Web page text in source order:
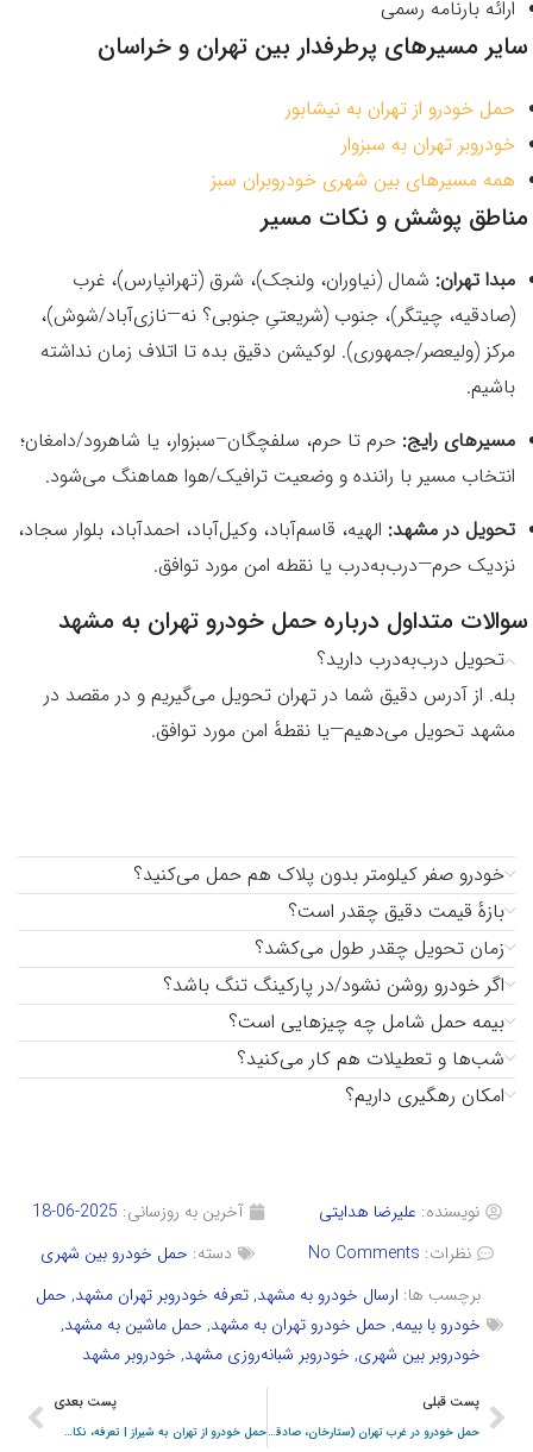
ارائه بارنامه رسمی
سایر مسیرهای پرطرفدار بین تهران و خراسان
حمل خودرو از تهران به نیشابور
خودروبر تهران به سبزوار
همه مسیرهای بین شهری خودروبران سبز
مناطق پوشش و نکات مسیر
مبدا تهران: شمال (نیاوران، ولنجک)، شرق (تهرانپارس)، غرب
(صادقیه، چیتگر)، جنوب (شریعتیِ جنوبی؟ نه—نازی‌آباد/شوش)،
مرکز (ولیعصر/جمهوری). لوکیشن دقیق بده تا اتلاف زمان نداشته
باشیم.
مسیرهای رایج: حرم تا حرم، سلفچگان–سبزوار، یا شاهرود/دامغان؛
انتخاب مسیر با راننده و وضعیت ترافیک/هوا هماهنگ می‌شود.
تحویل در مشهد: الهیه، قاسم‌آباد، وکیل‌آباد، احمدآباد، بلوار سجاد،
نزدیک حرم—درب‌به‌درب یا نقطه امن مورد توافق.
سوالات متداول درباره حمل خودرو تهران به مشهد
تحویل درب‌به‌درب دارید؟
بله. از آدرس دقیق شما در تهران تحویل می‌گیریم و در مقصد در
مشهد تحویل می‌دهیم—یا نقطهٔ امن مورد توافق.
خودرو صفر کیلومتر بدون پلاک هم حمل می‌کنید؟
بازهٔ قیمت دقیق چقدر است؟
زمان تحویل چقدر طول می‌کشد؟
اگر خودرو روشن نشود/در پارکینگ تنگ باشد؟
بیمه حمل شامل چه چیزهایی است؟
شب‌ها و تعطیلات هم کار می‌کنید؟
امکان رهگیری داریم؟
نویسنده: علیرضا هدایتی آخرین به روزسانی: 2025-06-18
نظرات:
دسته: حمل خودرو بین شهری
برچسب ها: ارسال خودرو به مشهد,تعرفه خودروبر تهران مشهد, حمل
خودرو با بیمه, حمل خودرو تهران به مشهد, حمل ماشین به مشهد,
خودروبر بین شهری, خودروبر شبانه‌روزی مشهد, خودروبر مشهد
پست قبلی
حمل خودرو در غرب تهران (ستارخان، صادقیه، شهرک غرب)
پست بعدی
حمل خودرو از تهران به شیراز | تعرفه، نکات مهم، خدمات شبانه‌روزی